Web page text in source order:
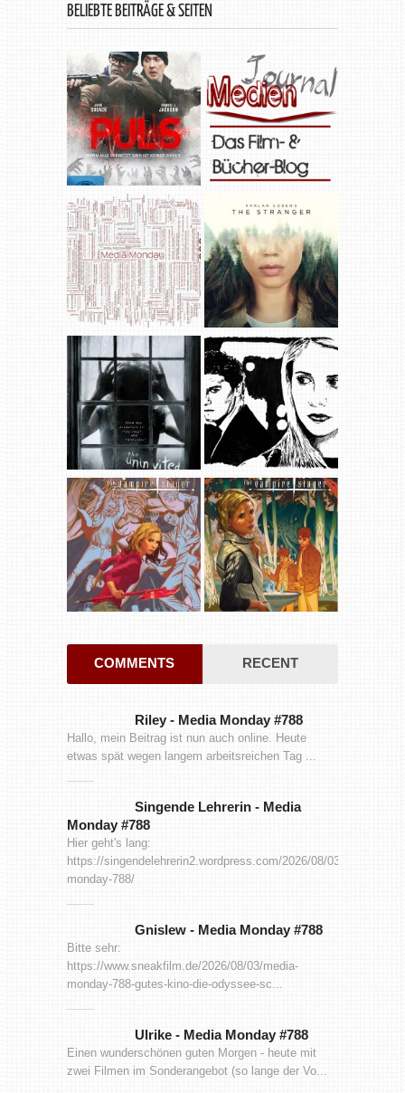
BELIEBTE BEITRÄGE & SEITEN
COMMENTS RECENT
Riley - Media Monday #788
Hallo, mein Beitrag ist nun auch online. Heute
etwas spät wegen langem arbeitsreichen Tag ...
Singende Lehrerin - Media
Monday #788
Hier geht's lang:
https://singendelehrerin2.wordpress.com/2026/08/03/media-
monday-788/
Gnislew - Media Monday #788
Bitte sehr:
https://www.sneakfilm.de/2026/08/03/media-
monday-788-gutes-kino-die-odyssee-sc...
Ulrike - Media Monday #788
Einen wunderschönen guten Morgen - heute mit
zwei Filmen im Sonderangebot (so lange der Vo...